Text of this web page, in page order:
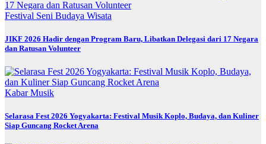
Festival Seni Budaya Wisata
JIKF 2026 Hadir dengan Program Baru, Libatkan Delegasi dari 17 Negara
dan Ratusan Volunteer
KabarMusik
Selarasa Fest 2026 Yogyakarta: Festival Musik Koplo, Budaya, dan Kuliner
Siap Guncang Rocket Arena